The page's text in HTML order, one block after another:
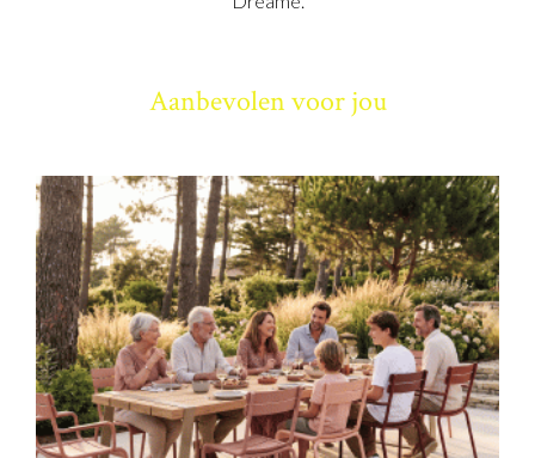
Aanbevolen voor jou